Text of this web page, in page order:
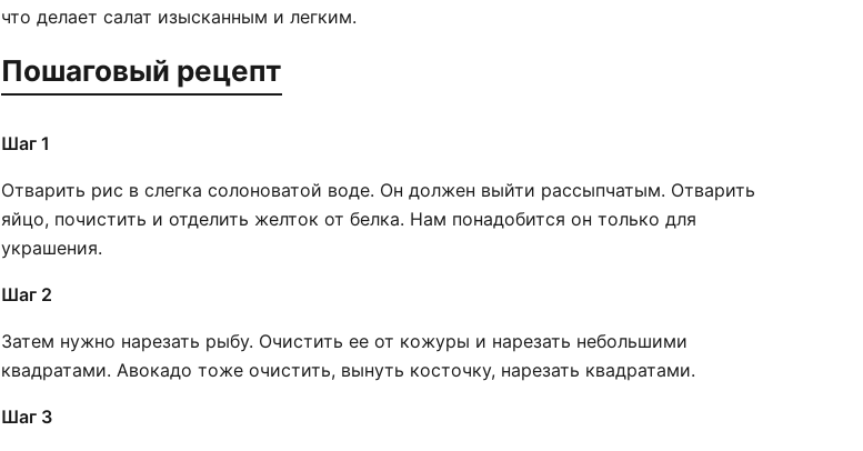
что делает салат изысканным и легким.
Пошаговый рецепт
Шаг 1
Отварить рис в слегка солоноватой воде. Он должен выйти рассыпчатым. Отварить
яйцо, почистить и отделить желток от белка. Нам понадобится он только для
украшения.
Шаг 2
Затем нужно нарезать рыбу. Очистить ее от кожуры и нарезать небольшими
квадратами. Авокадо тоже очистить, вынуть косточку, нарезать квадратами.
Шаг 3